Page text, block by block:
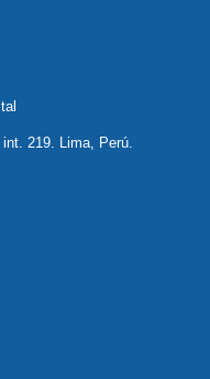
219. Lima, Perú.